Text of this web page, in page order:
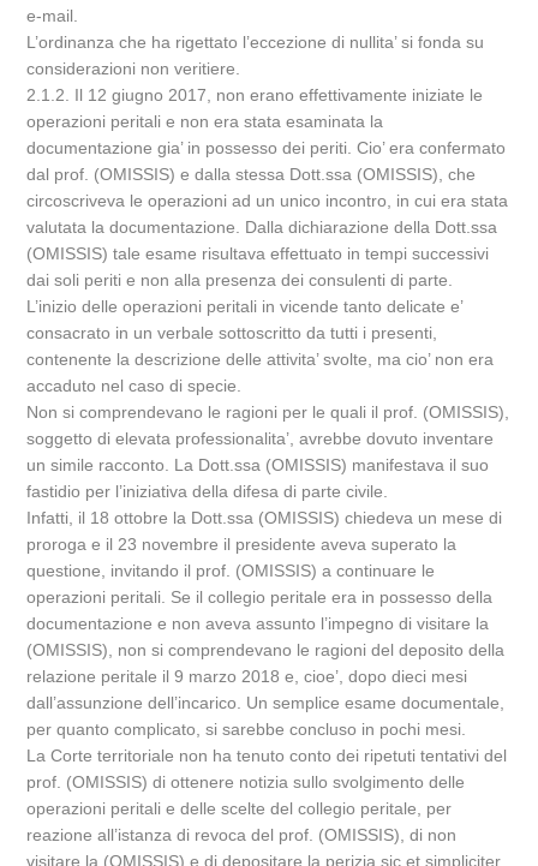
e-mail.
L’ordinanza che ha rigettato l’eccezione di nullita’ si fonda su
considerazioni non veritiere.
2.1.2. Il 12 giugno 2017, non erano effettivamente iniziate le
operazioni peritali e non era stata esaminata la
documentazione gia’ in possesso dei periti. Cio’ era confermato
dal prof. (OMISSIS) e dalla stessa Dott.ssa (OMISSIS), che
circoscriveva le operazioni ad un unico incontro, in cui era stata
valutata la documentazione. Dalla dichiarazione della Dott.ssa
(OMISSIS) tale esame risultava effettuato in tempi successivi
dai soli periti e non alla presenza dei consulenti di parte.
L’inizio delle operazioni peritali in vicende tanto delicate e’
consacrato in un verbale sottoscritto da tutti i presenti,
contenente la descrizione delle attivita’ svolte, ma cio’ non era
accaduto nel caso di specie.
Non si comprendevano le ragioni per le quali il prof. (OMISSIS),
soggetto di elevata professionalita’, avrebbe dovuto inventare
un simile racconto. La Dott.ssa (OMISSIS) manifestava il suo
fastidio per l’iniziativa della difesa di parte civile.
Infatti, il 18 ottobre la Dott.ssa (OMISSIS) chiedeva un mese di
proroga e il 23 novembre il presidente aveva superato la
questione, invitando il prof. (OMISSIS) a continuare le
operazioni peritali. Se il collegio peritale era in possesso della
documentazione e non aveva assunto l’impegno di visitare la
(OMISSIS), non si comprendevano le ragioni del deposito della
relazione peritale il 9 marzo 2018 e, cioe’, dopo dieci mesi
dall’assunzione dell’incarico. Un semplice esame documentale,
per quanto complicato, si sarebbe concluso in pochi mesi.
La Corte territoriale non ha tenuto conto dei ripetuti tentativi del
prof. (OMISSIS) di ottenere notizia sullo svolgimento delle
operazioni peritali e delle scelte del collegio peritale, per
reazione all’istanza di revoca del prof. (OMISSIS), di non
visitare la (OMISSIS) e di depositare la perizia sic et simpliciter,